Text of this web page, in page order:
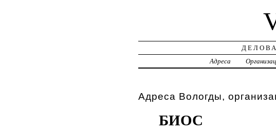
Адреса
Адреса Вологды,
БИОС